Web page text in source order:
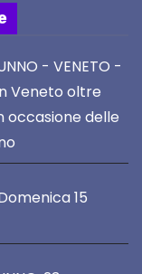
- VENETO -
Veneto oltre
occasione delle
15